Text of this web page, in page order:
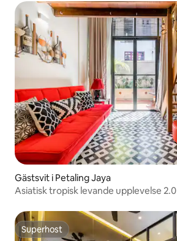
Gästsvit i Petaling Jaya
Asiatisk tropisk levande upplevelse 2.0
Superhost
Superhost